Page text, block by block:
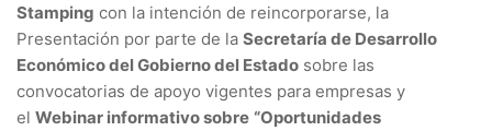
Stamping con la intención de reincorporarse, la
Presentación por parte de la Secretaría de Desarrollo
Económico del Gobierno del Estado sobre las
convocatorias de apoyo vigentes para empresas y
el Webinar informativo sobre “Oportunidades